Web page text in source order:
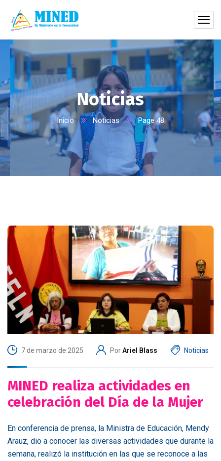
Noticias
Inicio Noticias Page 48
7 de marzo de 2025 PorAriel Blass Noticias
MINED realiza actividades en
celebración del Día de la Mujer
En conferencia de prensa, la Ministra de Educación, Mendy
Arauz, dio a conocer las diversas actividades que durante la
semana, realizó la institución en las que se reconoce a las